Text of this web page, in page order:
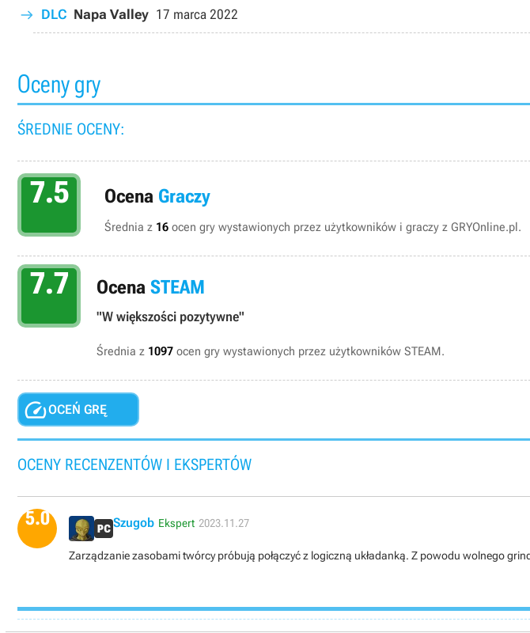
DLC Napa Valley 17 marca 2022
Oceny gry
ŚREDNIE OCENY:
7.5 Ocena Graczy
Średnia z 16 ocen gry wystawionych przez użytkowników i graczy z GRYOnline.pl.
7.7 Ocena STEAM
"W większości pozytywne"
Średnia z 1097 ocen gry wystawionych przez użytkowników STEAM.
OCEŃ GRĘ
OCENY RECENZENTÓW I EKSPERTÓW
5.0 Szugob Ekspert 2023.11.27
Zarządzanie zasobami twórcy próbują połączyć z logiczną układanką. Z powodu wolnego